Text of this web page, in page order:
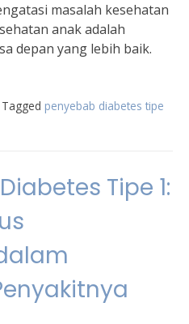
masalah kesehatan
anak adalah
depan yang lebih baik.
Tagged penyebab diabetes tipe
Tipe 1: